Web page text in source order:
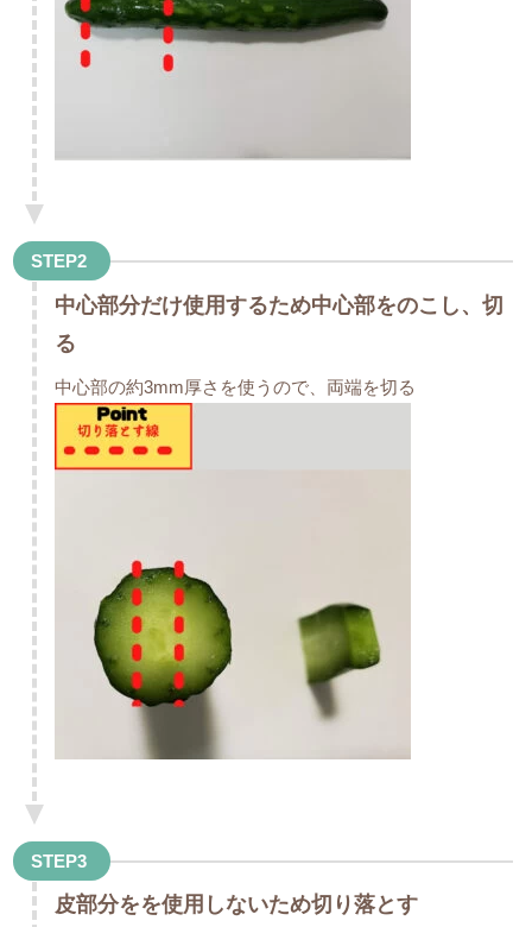
STEP2
中心部分だけ使用するため中心部をのこし、切
る
中心部の約3mm厚さを使うので、両端を切る
STEP3
皮部分をを使用しないため切り落とす